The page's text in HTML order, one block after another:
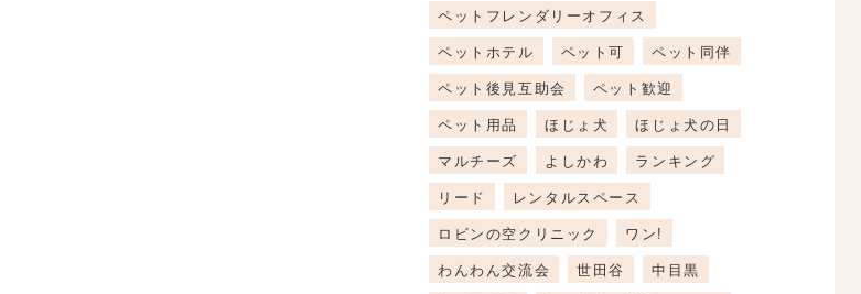
ペットフレンダリーオフィス
ペットホテル
ペット可
ペット同伴
ペット後見互助会
ペット歓迎
ペット用品
ほじょ犬
ほじょ犬の日
マルチーズ
よしかわ
ランキング
リード
レンタルスペース
ロビンの空クリニック
ワン!
わんわん交流会
世田谷
中目黒